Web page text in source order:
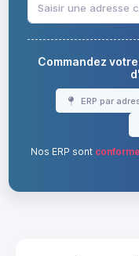
Commandez
ERP par
Nos ERP sont